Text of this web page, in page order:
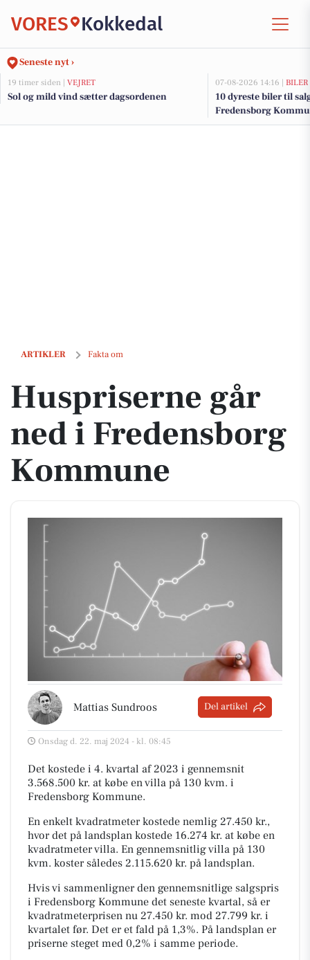
VORES Kokkedal
Seneste nyt ›
19 timer siden | VEJRET
Sol og mild vind sætter dagsordenen
07-08-2026 14:16 | BILER
10 dyreste biler til
Fredensborg
ARTIKLER Fakta om
Huspriserne går ned i Fredensborg Kommune
Huspriserne går
ned i Fredensborg
Kommune
Mattias Sundroos Del artikel
Onsdag d. 22. maj 2024 - kl. 08:45
Det kostede i 4. kvartal af 2023 i gennemsnit
3.568.500 kr. at købe en villa på 130 kvm. i
Fredensborg Kommune.
En enkelt kvadratmeter kostede nemlig 27.450 kr.,
hvor det på landsplan kostede 16.274 kr. at købe en
kvadratmeter villa. En gennemsnitlig villa på 130
kvm. koster således 2.115.620 kr. på landsplan.
Hvis vi sammenligner den gennemsnitlige salgspris
i Fredensborg Kommune det seneste kvartal, så er
kvadratmeterprisen nu 27.450 kr. mod 27.799 kr. i
kvartalet før. Det er et fald på 1,3%. På landsplan er
priserne steget med 0,2% i samme periode.